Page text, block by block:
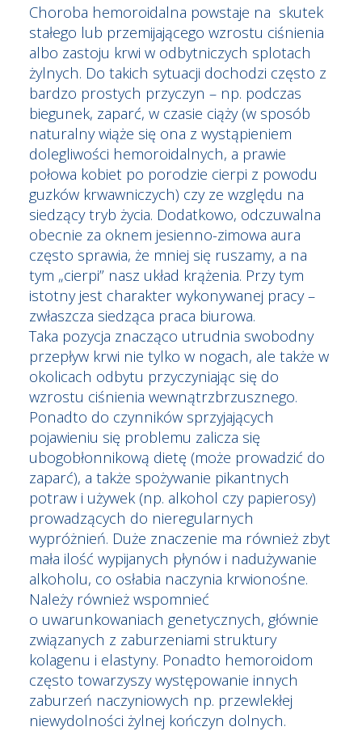
Choroba hemoroidalna powstaje na skutek
stałego lub przemijającego wzrostu ciśnienia
albo zastoju krwi w odbytniczych splotach
żylnych. Do takich sytuacji dochodzi często z
bardzo prostych przyczyn – np. podczas
biegunek, zaparć, w czasie ciąży (w sposób
naturalny wiąże się ona z wystąpieniem
dolegliwości hemoroidalnych, a prawie
połowa kobiet po porodzie cierpi z powodu
guzków krwawniczych) czy ze względu na
siedzący tryb życia. Dodatkowo, odczuwalna
obecnie za oknem jesienno-zimowa aura
często sprawia, że mniej się ruszamy, a na
tym „cierpi” nasz układ krążenia. Przy tym
istotny jest charakter wykonywanej pracy –
zwłaszcza siedząca praca biurowa.
Taka pozycja znacząco utrudnia swobodny
przepływ krwi nie tylko w nogach, ale także w
okolicach odbytu przyczyniając się do
wzrostu ciśnienia wewnątrzbrzusznego.
Ponadto do czynników sprzyjających
pojawieniu się problemu zalicza się
ubogobłonnikową dietę (może prowadzić do
zaparć), a także spożywanie pikantnych
potraw i używek (np. alkohol czy papierosy)
prowadzących do nieregularnych
wypróżnień. Duże znaczenie ma również zbyt
mała ilość wypijanych płynów i nadużywanie
alkoholu, co osłabia naczynia krwionośne.
Należy również wspomnieć
o uwarunkowaniach genetycznych, głównie
związanych z zaburzeniami struktury
kolagenu i elastyny. Ponadto hemoroidom
często towarzyszy występowanie innych
zaburzeń naczyniowych np. przewlekłej
niewydolności żylnej kończyn dolnych.